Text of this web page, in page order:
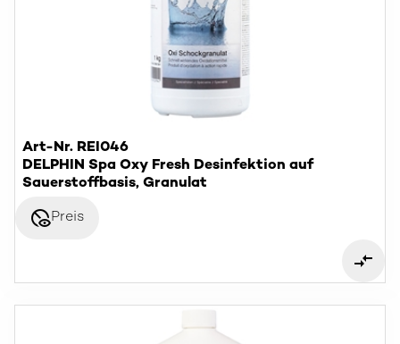
Art-Nr. REI046
DELPHIN Spa Oxy Fresh Desinfektion auf
Sauerstoffbasis, Granulat
disabled_visiblePreis